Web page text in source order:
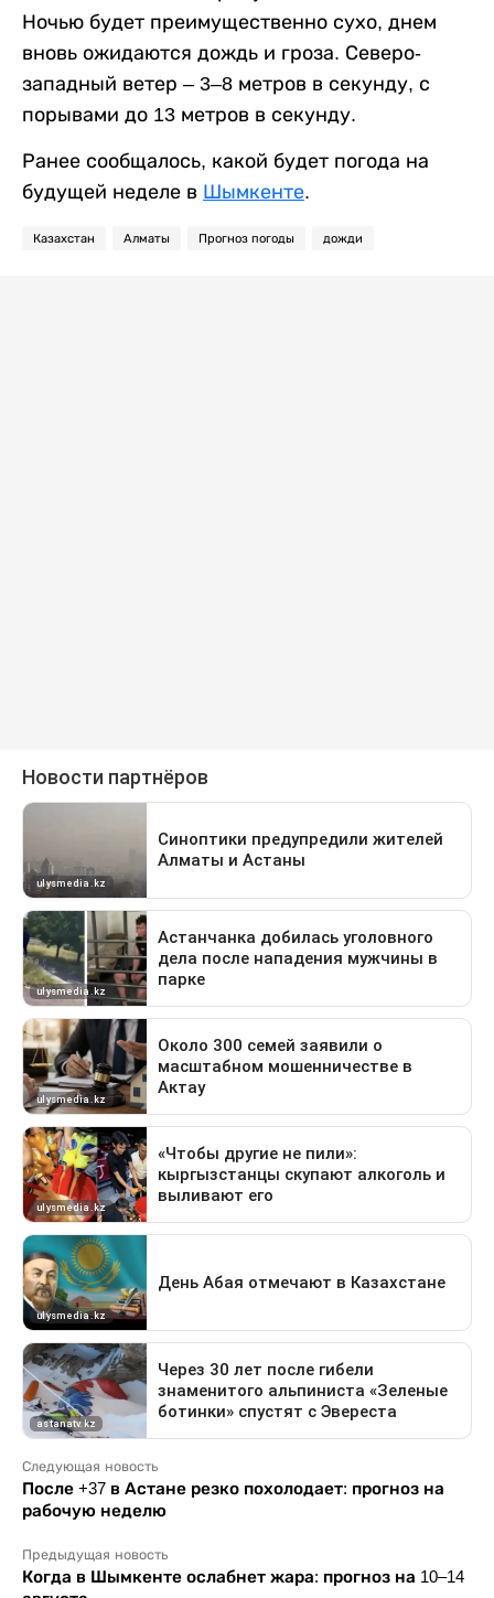
Ночью будет преимущественно сухо, днем
вновь ожидаются дождь и гроза. Северо-
западный ветер – 3–8 метров в секунду, с
порывами до 13 метров в секунду.
Ранее сообщалось, какой будет погода на
будущей неделе в Шымкенте.
Казахстан Алматы Прогноз погоды дожди
Следующая новость
После +37 в Астане резко похолодает: прогноз на
рабочую неделю
Предыдущая новость
Когда в Шымкенте ослабнет жара: прогноз на 10–14